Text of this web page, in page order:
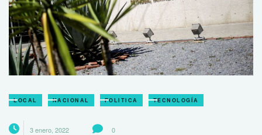
LOCAL NACIONAL POLITICA TECNOLOGÍA
3 enero, 2022 0